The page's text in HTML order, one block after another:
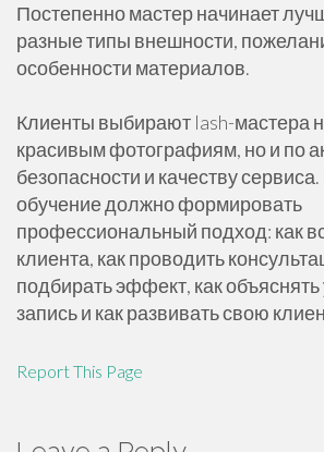
Постепенно мастер начинает
разные типы внешности,
особенности материалов.
Клиенты выбирают lash-мастера
красивым фотографиям, но и по
безопасности и качеству
обучение должно формировать
профессиональный подход: как
клиента, как проводить
подбирать эффект, как объяснять
запись и как развивать свою
Report This Page